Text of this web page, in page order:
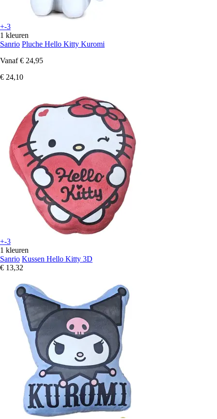
+-3
1 kleuren
Sanrio Pluche Hello Kitty Kuromi
Vanaf € 24,95
€ 24,10
+-3
1 kleuren
Sanrio Kussen Hello Kitty 3D
€ 13,32